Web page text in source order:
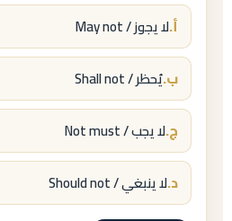
الإلزام
ثم الفعل.
أ.May not / لا يجوز
ب.Shall not / يُحظر
ج.Not must / لا يجب
د.Should not / لا ينبغي